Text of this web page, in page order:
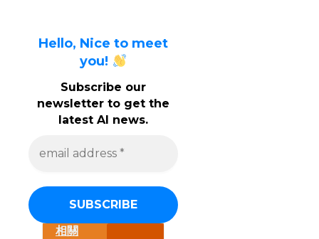
Hello, Nice to meet
you!
Subscribe our
newsletter to get the
latest AI news.
a
d
相關